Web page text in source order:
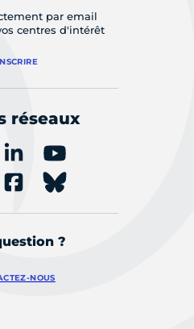
par email
centres d'intérêt
réseaux
?
NOUS